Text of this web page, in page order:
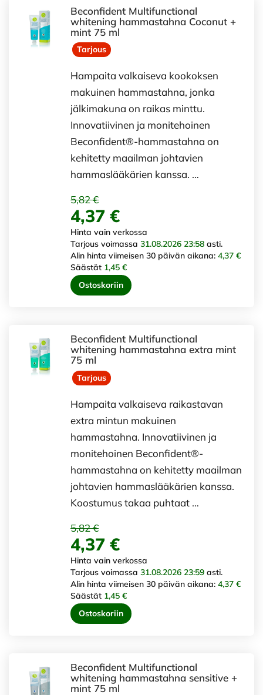
Beconfident Multifunctional
whitening hammastahna Coconut +
mint 75 ml
Tarjous
Hampaita valkaiseva kookoksen
makuinen hammastahna, jonka
jälkimakuna on raikas minttu.
Innovatiivinen ja monitehoinen
Beconfident®-hammastahna on
kehitetty maailman johtavien
hammaslääkärien kanssa. …
5,82 €
4,37 €
Hinta vain verkossa
Tarjous voimassa 31.08.2026 23:58 asti.
Alin hinta viimeisen 30 päivän aikana: 4,37 €
Säästät 1,45 €
Ostoskoriin
Beconfident Multifunctional
whitening hammastahna extra mint
75 ml
Tarjous
Hampaita valkaiseva raikastavan
extra mintun makuinen
hammastahna. Innovatiivinen ja
monitehoinen Beconfident®-
hammastahna on kehitetty maailman
johtavien hammaslääkärien kanssa.
Koostumus takaa puhtaat …
5,82 €
4,37 €
Hinta vain verkossa
Tarjous voimassa 31.08.2026 23:59 asti.
Alin hinta viimeisen 30 päivän aikana: 4,37 €
Säästät 1,45 €
Ostoskoriin
Beconfident Multifunctional
whitening hammastahna sensitive +
mint 75 ml